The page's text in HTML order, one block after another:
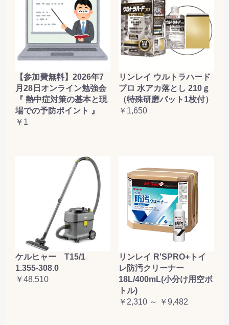
【参加費無料】2026年7
月28日オンライン勉強会
『 熱中症対策の基本と現
場での予防ポイント 』
￥1
リンレイ ウルトラハード
プロ 水アカ落とし 210ｇ
（特殊研磨パット1枚付）
￥1,650
ケルヒャー T15/1
1.355-308.0
￥48,510
リンレイ R'SPRO+トイ
レ防汚クリーナー
18L/400mL(小分け用空ボ
トル)
￥2,310 ～ ￥9,482